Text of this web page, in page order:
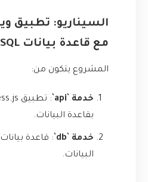
مع قاعدة بيانات PostgreSQL
المشروع يتكون من:
خدمة `api`
بقاعدة البيانات.
خدمة `db`
البيانات.